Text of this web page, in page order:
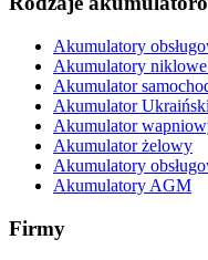
Akumulatory
Akumulatory
Akumulator
Akumulator Ukraiński
Akumulator
Akumulator żelowy
Akumulatory
Akumulatory AGM
Firmy